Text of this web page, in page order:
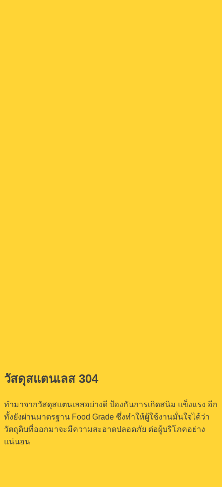
วัสดุสแตนเลส 304
ทำมาจากวัสดุสแตนเลสอย่างดี ป้องกันการเกิดสนิม แข็งแรง อีก
ทั้งยังผ่านมาตรฐาน Food Grade ซึ่งทำให้ผู้ใช้งานมั่นใจได้ว่า
วัตถุดิบที่ออกมาจะมีความสะอาดปลอดภัย ต่อผู้บริโภคอย่าง
แน่นอน